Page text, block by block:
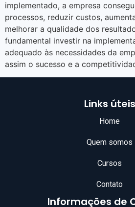
implementado, a empresa
processos, reduzir custos,
melhorar a qualidade dos
fundamental investir na
adequado às necessidades da
assim o sucesso e a
Links úteis
Home
Quem somos
Cursos
Contato
Informações de